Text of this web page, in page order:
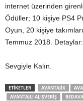
internet üzerinden
Ödüller; 10 kişiye PS4
Oyun, 20 kişiye
Temmuz 2018.
Sevgiyle Kalın.
ETIKETLER AVANTAJIX
AVANTAJLI ALIŞVERIŞ